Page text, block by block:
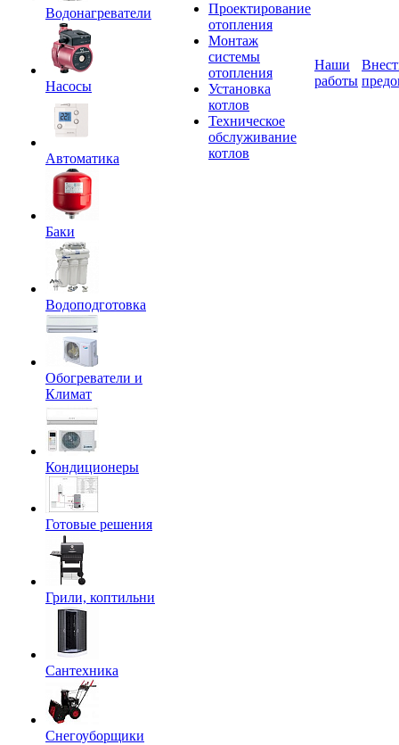
Водонагреватели
Насосы
Автоматика
Баки
Водоподготовка
Обогреватели и
Климат
Кондиционеры
Готовые решения
Грили, коптильни
Сантехника
Снегоуборщики
Проектирование
отопления
Монтаж
системы
отопления
Установка
котлов
Техническое
обслуживание
котлов
Наши
работы